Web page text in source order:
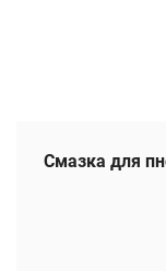
Смазка для